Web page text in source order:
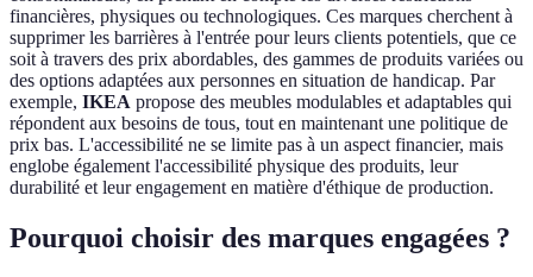
financières, physiques ou technologiques. Ces marques cherchent à
supprimer les barrières à l'entrée pour leurs clients potentiels, que ce
soit à travers des prix abordables, des gammes de produits variées ou
des options adaptées aux personnes en situation de handicap. Par
exemple, IKEA propose des meubles modulables et adaptables qui
répondent aux besoins de tous, tout en maintenant une politique de
prix bas. L'accessibilité ne se limite pas à un aspect financier, mais
englobe également l'accessibilité physique des produits, leur
durabilité et leur engagement en matière d'éthique de production.
Pourquoi choisir des marques engagées ?